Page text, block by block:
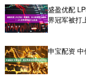
盛盈优配
界冠军被打
申宝配资